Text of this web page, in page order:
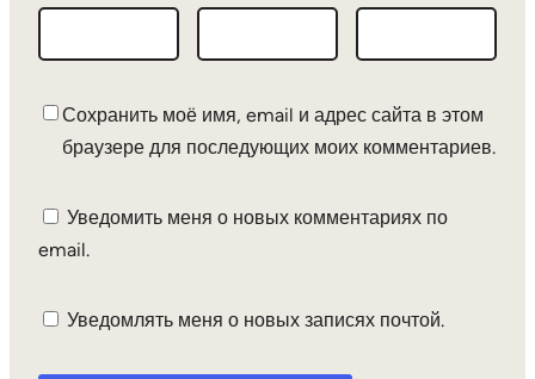
Сохранить моё имя, email и адрес сайта в этом
браузере для последующих моих комментариев.
Уведомить меня о новых комментариях по
email.
Уведомлять меня о новых записях почтой.